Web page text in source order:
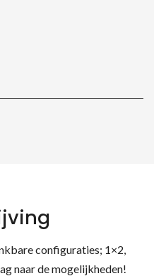
configuraties; 1×2,
naar de mogelijkheden!